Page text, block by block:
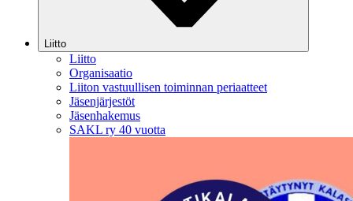
Liitto
Liitto
Organisaatio
Liiton vastuullisen toiminnan periaatteet
Jäsenjärjestöt
Jäsenhakemus
SAKL ry 40 vuotta